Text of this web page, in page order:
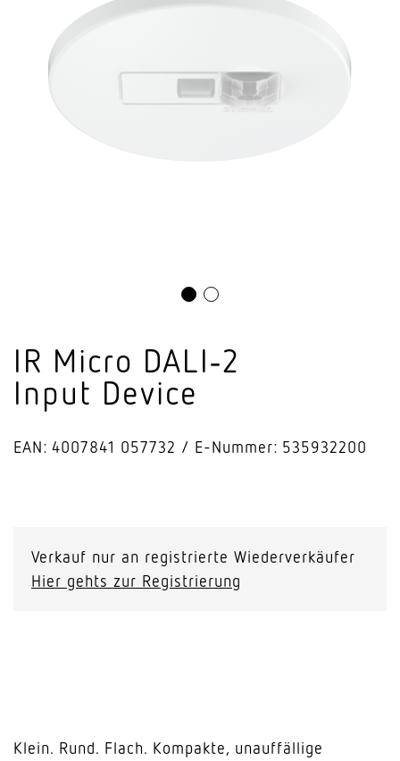
IR Micro DALI‑2
Input Device
EAN: 4007841 057732 E-Nummer: 535932200
DALI-
Verkauf nur an registrierte Wiederverkäufer
Hier gehts zur Registrierung
Klein. Rund. Flach. Kompakte, unauffällige